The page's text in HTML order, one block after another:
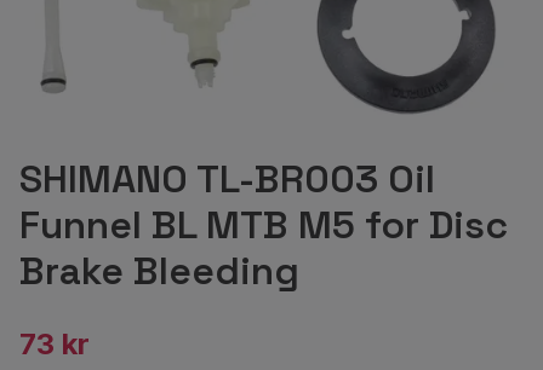
SHIMANO TL-BR003 Oil
Funnel BL MTB M5 for Disc
Brake Bleeding
73 kr